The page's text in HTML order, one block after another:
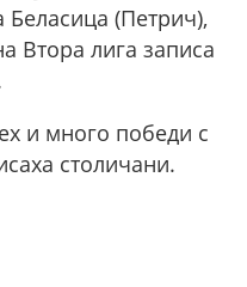
Беласица (Петрич),
Втора лига записа
и много победи с
столичани.